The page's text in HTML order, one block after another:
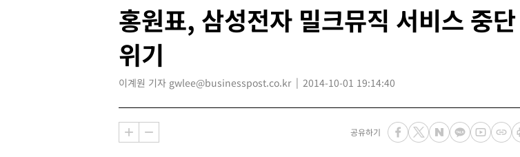
홍원표, 삼성전자 밀크뮤직 서비스 중단
위기
이계원 기자 gwlee@businesspost.co.kr 2014-10-01 19:14:40
공유하기